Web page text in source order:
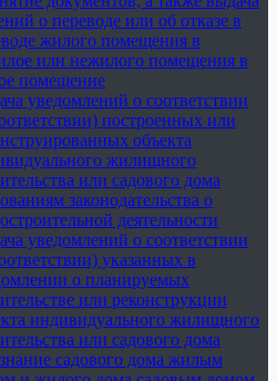
о переводе или об отказе в
жилого помещения в
или нежилого помещения в
помещение
уведомлений о соответствии
построенных или
объекта
жилищного
или садового дома
законодательства о
деятельности
уведомлений о соответствии
указанных в
о планируемых
или реконструкции
индивидуального жилищного
или садового дома
садового дома жилым